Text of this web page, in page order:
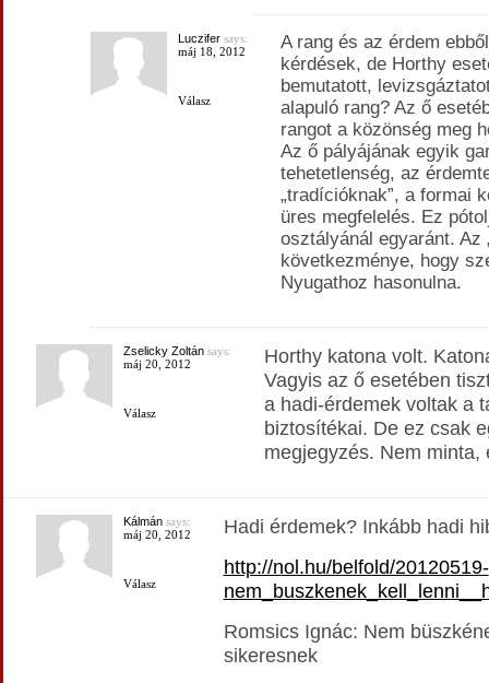
Luczifersays:
máj 18, 2012
Válasz
A rang és az érdem
kérdések, de Horthy
bemutatott,
alapuló rang? Az ő
rangot a közönség meg
Az ő pályájának egyik
tehetetlenség, az
„tradícióknak”, a formai
üres megfelelés. Ez
osztályánál egyaránt. Az
következménye, hogy
Nyugathoz hasonulna.
Zselicky Zoltánsays:
máj 20, 2012
Válasz
Horthy katona volt.
Vagyis az ő esetében
a hadi-érdemek voltak a
biztosítékai. De ez csak
megjegyzés. Nem minta,
Kálmánsays:
máj 20, 2012
Válasz
Hadi érdemek? Inkább hadi
http://nol.hu/belfold/20120519-
Romsics Ignác: Nem
sikeresnek